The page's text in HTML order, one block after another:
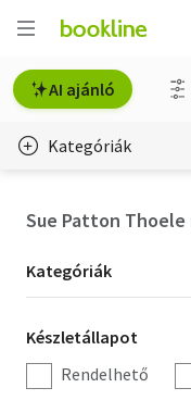
AI ajánló
Kategóriák
Hobbi, szabadidő
Irodalom
Sue Patton Thoele
Kategória
szűrés
Kategóriák
Készletállapot
szűrés
Készletállapot
Rendelhető